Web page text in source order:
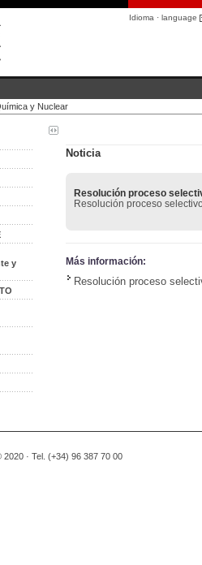
Idioma · language
y Nuclear
y
Noticia
Resolución proceso
Resolución proceso
Más información:
Resolución proceso
· Tel. (+34) 96 387 70 00